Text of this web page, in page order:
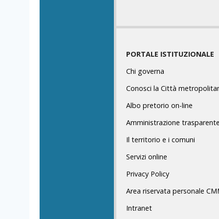
PORTALE ISTITUZIONALE
Chi governa
Conosci la Città
Albo pretorio on-line
Amministrazione trasparente
Il territorio e i comuni
Servizi online
Privacy Policy
Area riservata personale
Intranet